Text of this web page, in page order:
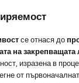
се отнася до
на
изразена в
от